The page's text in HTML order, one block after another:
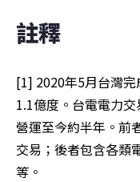
註釋
[1] 2020年5月台灣完
1.1億度。台電電力
營運至今約半年。前
交易；後者包含各類
等。